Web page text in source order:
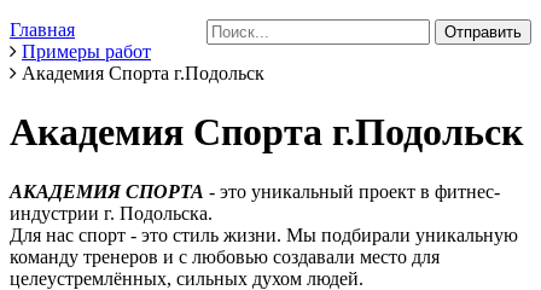
Главная
Примеры работ
Академия Спорта г.Подольск
Академия Спорта г.Подольск
АКАДЕМИЯ СПОРТА - это уникальный проект в фитнес-
индустрии г. Подольска.
Для нас спорт - это стиль жизни. Мы подбирали уникальную
команду тренеров и с любовью создавали место для
целеустремлённых, сильных духом людей.